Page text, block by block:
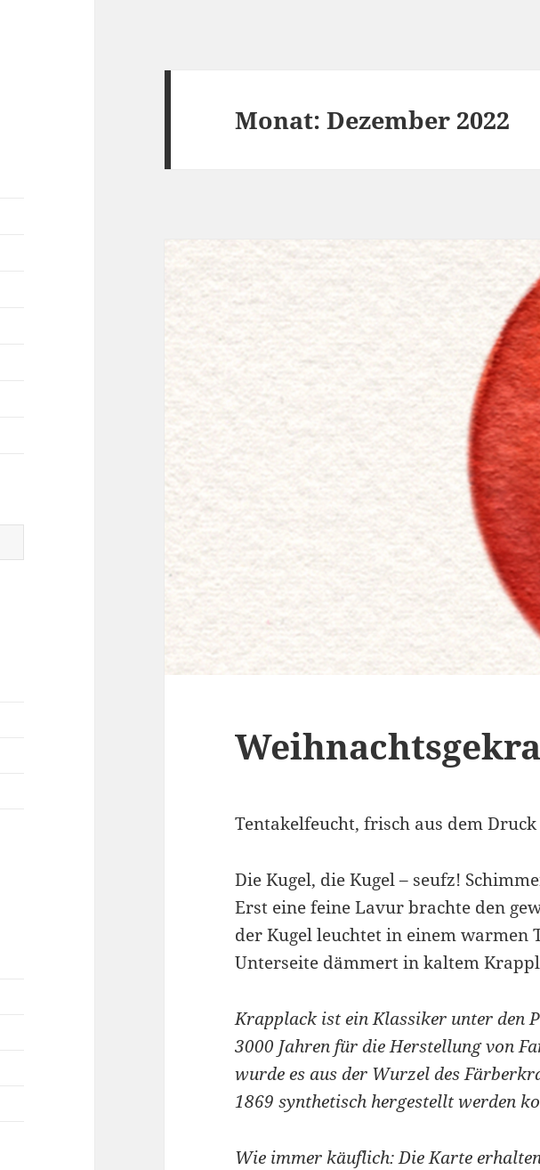
Monat:Dezember 2022
Tentakelfeucht, frisch aus dem
Die Kugel, die Kugel – seufz!
Erst eine feine Lavur brachte den
der Kugel leuchtet in einem warmen
Unterseite dämmert in kaltem
Krapplack ist ein Klassiker unter den
3000 Jahren für die Herstellung von
wurde es aus der Wurzel des
1869 synthetisch hergestellt werden
Wie immer käuflich: Die Karte